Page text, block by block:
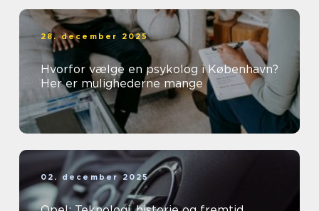
28. december 2025
Hvorfor vælge en psykolog i København?
Her er mulighederne mange
02. december 2025